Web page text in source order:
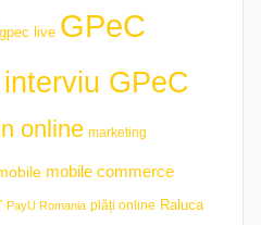
gpec live GPeC
interviu GPeC
online marketing
mobile commerce
PayU Romania plăți online Raluca